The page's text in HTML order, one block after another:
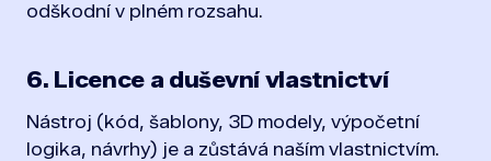
odškodní v plném rozsahu.
6. Licence a duševní vlastnictví
Nástroj (kód, šablony, 3D modely, výpočetní
logika, návrhy) je a zůstává naším vlastnictvím.